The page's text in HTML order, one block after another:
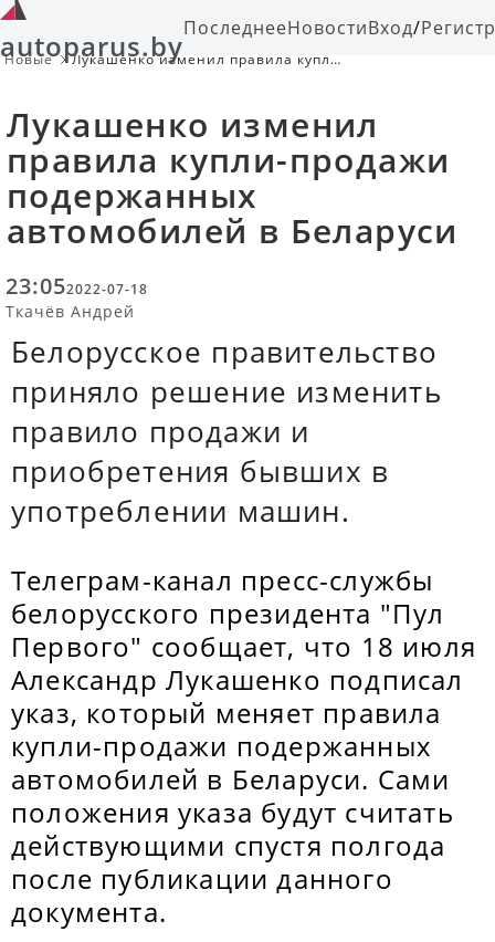
autoparus.byПоследнееНовостиВход/
Новые
Лукашенко изменил правила купли-
Лукашенко изменил
правила купли-продажи
подержанных
автомобилей в Беларуси
23:052022-07-18
Ткачёв Андрей
Белорусское правительство
приняло решение изменить
правило продажи и
приобретения бывших в
употреблении машин.
Телеграм-канал пресс-службы
белорусского президента "Пул
Первого" сообщает, что 18 июля
Александр Лукашенко подписал
указ, который меняет правила
купли-продажи подержанных
автомобилей в Беларуси. Сами
положения указа будут считать
действующими спустя полгода
после публикации данного
документа.